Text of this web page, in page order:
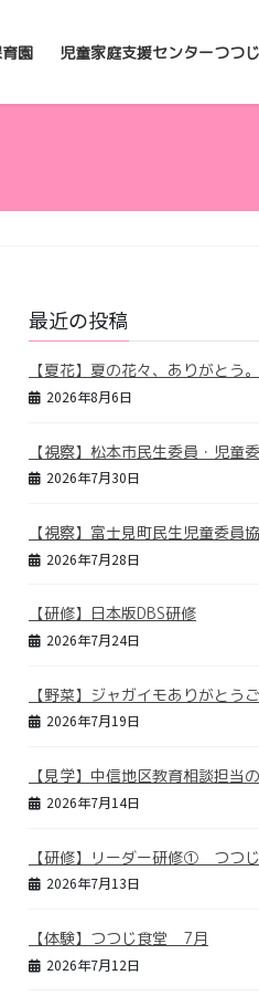
園 児童家庭支援センターつつじ
最近の投稿
【夏花】夏の花々、ありがとう。
2026年8月6日
【視察】松本市民生委員・児童
2026年7月30日
【視察】富士見町民生児童委員
2026年7月28日
【研修】日本版DBS研修
2026年7月24日
【野菜】ジャガイモありがとう
2026年7月19日
【見学】中信地区教育相談担当
2026年7月14日
【研修】リーダー研修① つつ
2026年7月13日
【体験】つつじ食堂 7月
2026年7月12日